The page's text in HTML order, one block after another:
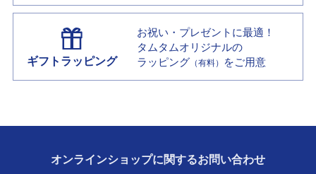
ギフトラッピング
お祝い・プレゼントに最適！
タムタムオリジナルの
ラッピング （有料） をご用意
オンラインショップに関するお問い合わせ